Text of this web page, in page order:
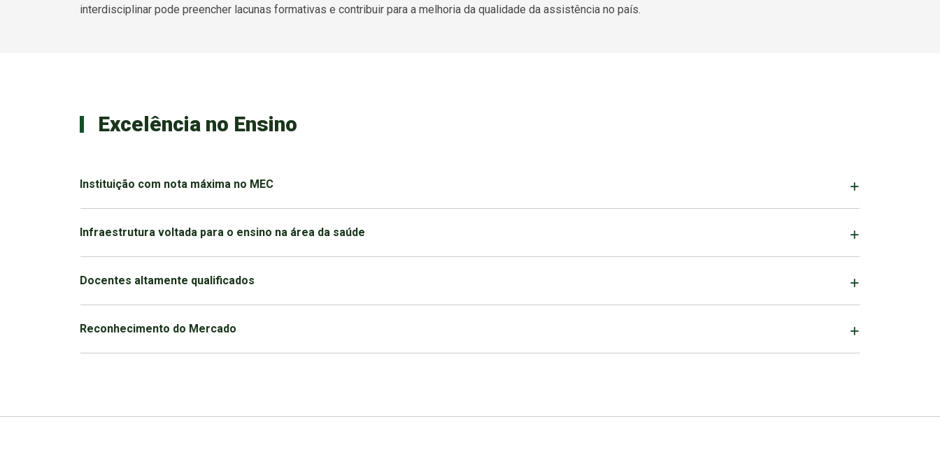
interdisciplinar pode preencher lacunas formativas e contribuir para a melhoria da qualidade da assistência no país.
Excelência no Ensino
Instituição com nota máxima no MEC
Infraestrutura voltada para o ensino na área da saúde
Docentes altamente qualificados
Reconhecimento do Mercado